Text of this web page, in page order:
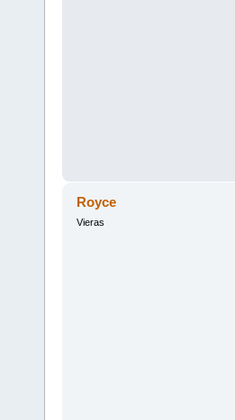
Royce
Vieras